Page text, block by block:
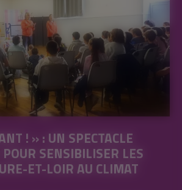
! » : UN SPECTACLE
SENSIBILISER LES
ET-LOIR AU CLIMAT